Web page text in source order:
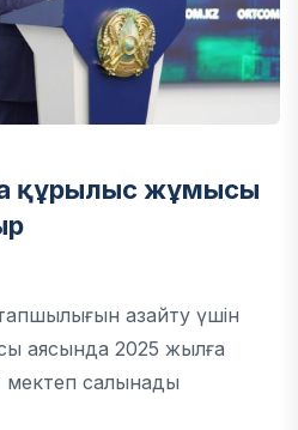
құрылыс жұмысы
азайту үшін
аясында 2025 жылға
мектеп салынады